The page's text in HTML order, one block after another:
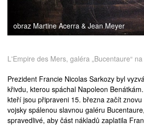
obraz Martine Acerra & Jean Meyer
L'Empire des Mers, galéra „Bucentaure“
Prezident Francie Nicolas Sarkozy byl
křivdu, kterou spáchal Napoleon
kteří jsou připraveni 15. března začít
vojsky spálenou slavnou galéru
spravedlivé, aby část nákladů zaplatila